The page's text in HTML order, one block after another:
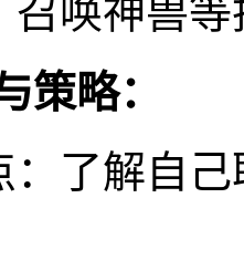
召唤神兽
策略：
：了解自